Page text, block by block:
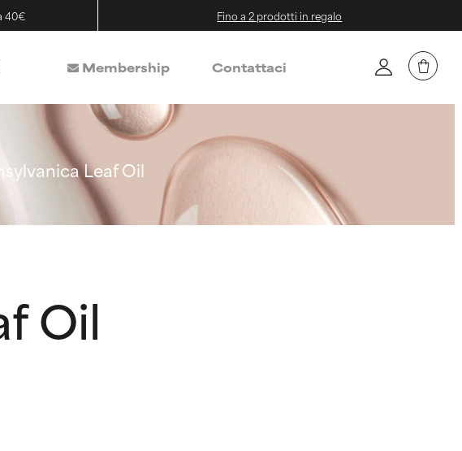
40€ Fino a 2 prodotti in regalo
Membership Contattaci
Leaf Oil
Oil